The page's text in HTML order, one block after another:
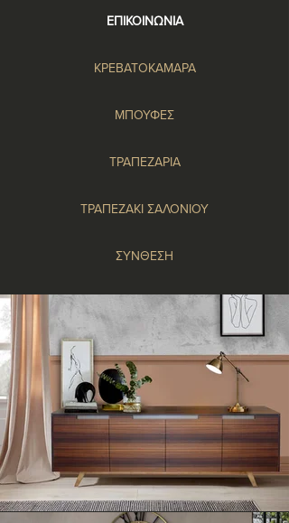
ΕΠΙΚΟΙΝΩΝΙΑ
ΚΡΕΒΑΤΟΚΑΜΑΡΑ
ΜΠΟΥΦΕΣ
ΤΡΑΠΕΖΑΡΙΑ
ΤΡΑΠΕΖΑΚΙ ΣΑΛΟΝΙΟΥ
ΣΥΝΘΕΣΗ